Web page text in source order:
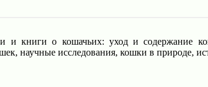
и книги о кошачьих: уход и содержание
научные исследования, кошки в природе,